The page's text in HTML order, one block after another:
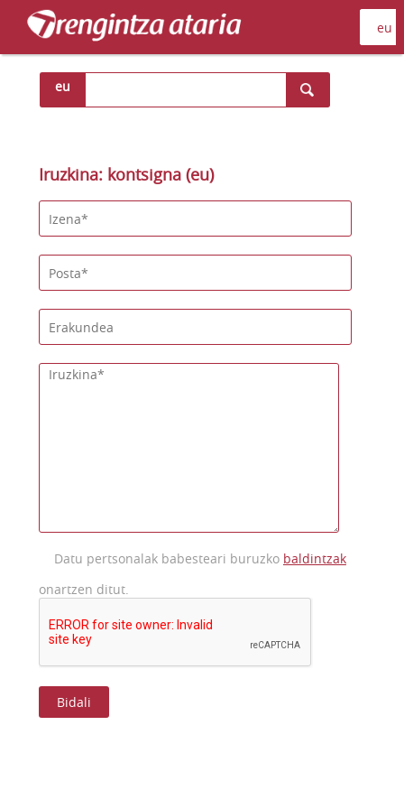
eu
Iruzkina: kontsigna (eu)
Datu pertsonalak babesteari buruzko baldintzak
onartzen ditut.